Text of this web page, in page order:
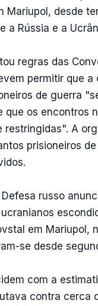
Mariupol, desde
a Rússia e a
regras das
permitir que a
de guerra
que os encontros
restringidas". A
prisioneiros
russo
em Mariupol,
se desde
com a
contra cerca